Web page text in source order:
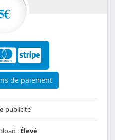
de paiement
publicité
: Élevé